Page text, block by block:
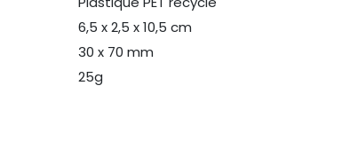
6,5 x 2,5 x 10,5 cm
30 x 70 mm
25g